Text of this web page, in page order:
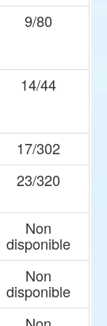
9/80
14/44
17/302
23/320
Non
disponible
Non
disponible